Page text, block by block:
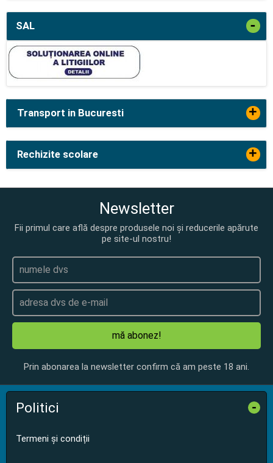
SAL -
Transport in Bucuresti +
Rechizite scolare +
Newsletter
Fii primul care află despre produsele noi și reducerile apărute
pe site-ul nostru!
mă abonez!
Prin abonarea la newsletter confirm că am peste 18 ani.
Politici -
Termeni și condiții